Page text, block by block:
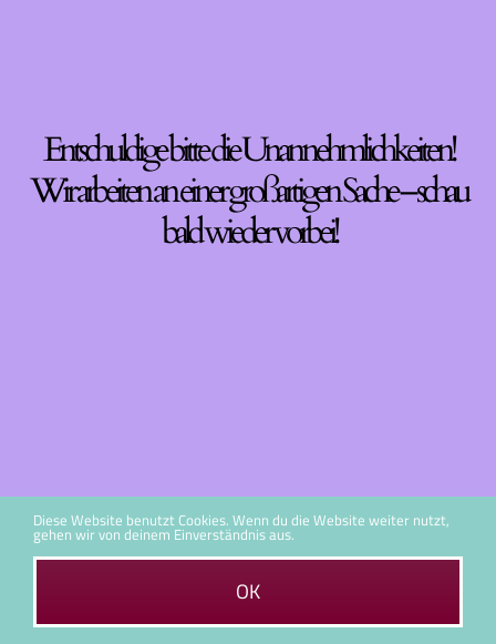
Entschuldige bitte die Unannehmlichkeiten!
Wir arbeiten an einer großartigen Sache – schau
bald wieder vorbei!
Diese Website benutzt Cookies. Wenn du die Website weiter nutzt,
gehen wir von deinem Einverständnis aus.
OK